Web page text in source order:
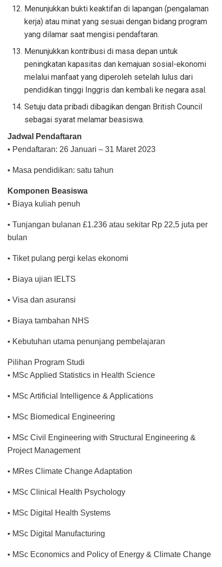
Menunjukkan bukti keaktifan di lapangan (pengalaman
kerja) atau minat yang sesuai dengan bidang program
yang dilamar saat mengisi pendaftaran.
Menunjukkan kontribusi di masa depan untuk
peningkatan kapasitas dan kemajuan sosial-ekonomi
melalui manfaat yang diperoleh setelah lulus dari
pendidikan tinggi Inggris dan kembali ke negara asal.
Setuju data pribadi dibagikan dengan British Council
sebagai syarat melamar beasiswa.
Jadwal Pendaftaran
• Pendaftaran: 26 Januari – 31 Maret 2023
• Masa pendidikan: satu tahun
Komponen Beasiswa
• Biaya kuliah penuh
• Tunjangan bulanan £1.236 atau sekitar Rp 22,5 juta per
bulan
• Tiket pulang pergi kelas ekonomi
• Biaya ujian IELTS
• Visa dan asuransi
• Biaya tambahan NHS
• Kebutuhan utama penunjang pembelajaran
Pilihan Program Studi
• MSc Applied Statistics in Health Science
• MSc Artificial Intelligence & Applications
• MSc Biomedical Engineering
• MSc Civil Engineering with Structural Engineering &
Project Management
• MRes Climate Change Adaptation
• MSc Clinical Health Psychology
• MSc Digital Health Systems
• MSc Digital Manufacturing
• MSc Economics and Policy of Energy & Climate Change